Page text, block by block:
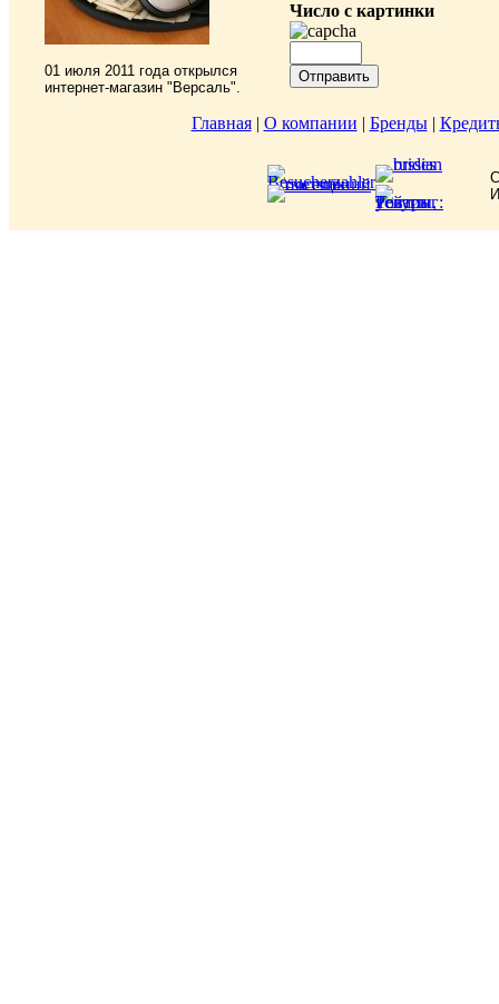
01 июля 2011 года открылся
интернет-магазин "Версаль".
Число с картинки
Главная | О компании | Бренды |